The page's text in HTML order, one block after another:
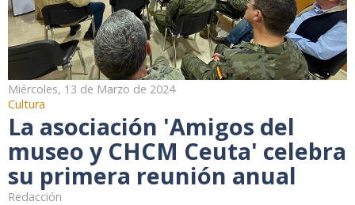
Miércoles, 13 de Marzo de 2024
Cultura
La asociación 'Amigos del
museo y CHCM Ceuta' celebra
su primera reunión anual
Redacción